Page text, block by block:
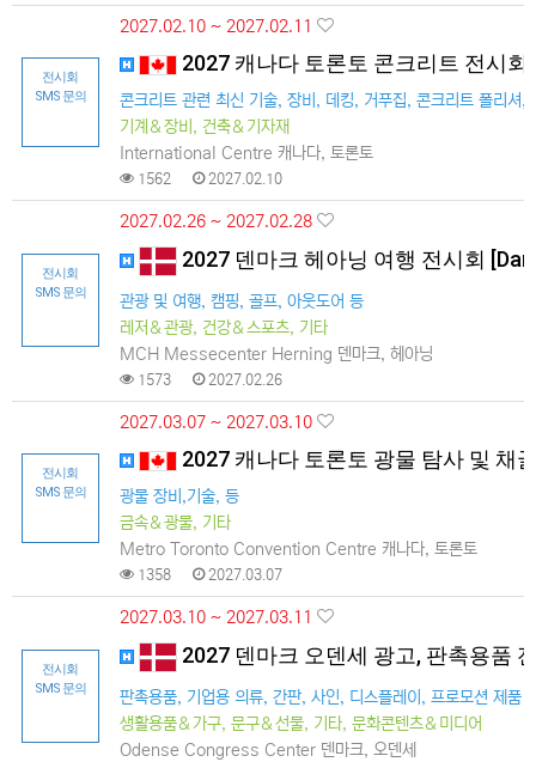
전시회
SMS 문의
2027.02.10 ~ 2027.02.11
2027 캐나다 토론토 콘크리트 전시회
콘크리트 관련 최신 기술, 장비, 데킹, 거푸집, 콘크리트 폴리셔,
기계＆장비, 건축＆기자재
International Centre 캐나다, 토론토
1562 2027.02.10
전시회
SMS 문의
2027.02.26 ~ 2027.02.28
2027 덴마크 헤아닝 여행 전시회
관광 및 여행, 캠핑, 골프, 아웃도어 등
레저＆관광, 건강＆스포츠, 기타
MCH Messecenter Herning 덴마크, 헤아닝
1573 2027.02.26
전시회
SMS 문의
2027.03.07 ~ 2027.03.10
2027 캐나다 토론토 광물 탐사 및 채
광물 장비,기술, 등
금속＆광물, 기타
Metro Toronto Convention Centre 캐나다, 토론토
1358 2027.03.07
전시회
SMS 문의
2027.03.10 ~ 2027.03.11
2027 덴마크 오덴세 광고, 판촉용품
판촉용품, 기업용 의류, 간판, 사인, 디스플레이, 프로모션 제품
생활용품＆가구, 문구＆선물, 기타, 문화콘텐츠＆미디어
Odense Congress Center 덴마크, 오덴세